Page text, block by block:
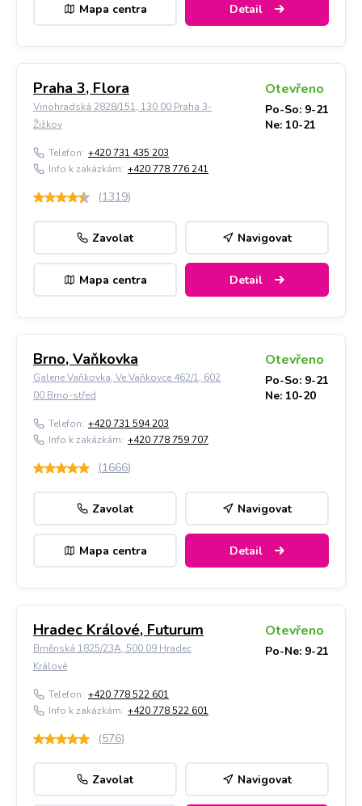
Mapa centra Detail
Praha 3, Flora
Vinohradská 2828/151, 130 00 Praha 3-
Žižkov
Otevřeno
Po-So: 9-21
Ne: 10-21
Telefon: +420 731 435 203
Info k zakázkám: +420 778 776 241
(1319)
Zavolat Navigovat
Mapa centra Detail
Brno, Vaňkovka
Galerie Vaňkovka, Ve Vaňkovce 462/1, 602
00 Brno-střed
Otevřeno
Po-So: 9-21
Ne: 10-20
Telefon: +420 731 594 203
Info k zakázkám: +420 778 759 707
(1666)
Zavolat Navigovat
Mapa centra Detail
Hradec Králové, Futurum
Brněnská 1825/23A, 500 09 Hradec
Králové
Otevřeno
Po-Ne: 9-21
Telefon: +420 778 522 601
Info k zakázkám: +420 778 522 601
(576)
Zavolat Navigovat